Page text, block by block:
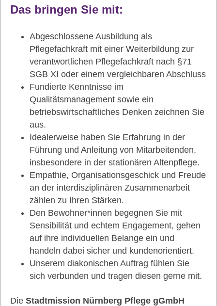
Das bringen Sie mit:
Abgeschlossene Ausbildung als
Pflegefachkraft mit einer Weiterbildung zur
verantwortlichen Pflegefachkraft nach §71
SGB XI oder einem vergleichbaren Abschluss
Fundierte Kenntnisse im
Qualitätsmanagement sowie ein
betriebswirtschaftliches Denken zeichnen Sie
aus.
Idealerweise haben Sie Erfahrung in der
Führung und Anleitung von Mitarbeitenden,
insbesondere in der stationären Altenpflege.
Empathie, Organisationsgeschick und Freude
an der interdisziplinären Zusammenarbeit
zählen zu Ihren Stärken.
Den Bewohner*innen begegnen Sie mit
Sensibilität und echtem Engagement, gehen
auf ihre individuellen Belange ein und
handeln dabei sicher und kundenorientiert.
Unserem diakonischen Auftrag fühlen Sie
sich verbunden und tragen diesen gerne mit.
Die Stadtmission Nürnberg Pflege gGmbH